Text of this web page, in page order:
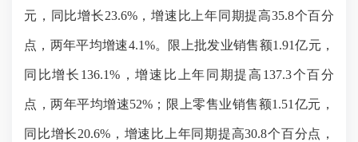
元，同比增长23.6%，增速比上年同期提高35.8个百分
点，两年平均增速4.1%。限上批发业销售额1.91亿元，
同比增长 136.1%，增速比上年同期提高 137.3个百分
点，两年平均增速52% ；限上零售业销售额1.51 亿元，
同比增长20.6% ，增速比上年同期提高30.8个百分点，